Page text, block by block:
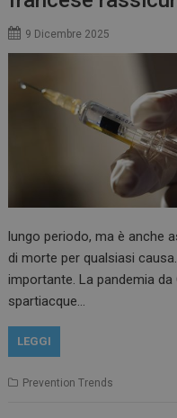
9 Dicembre 2025
lungo periodo, ma è anche
di morte per qualsiasi
importante. La pandemia
spartiacque…
LEGGI
Prevention Trends